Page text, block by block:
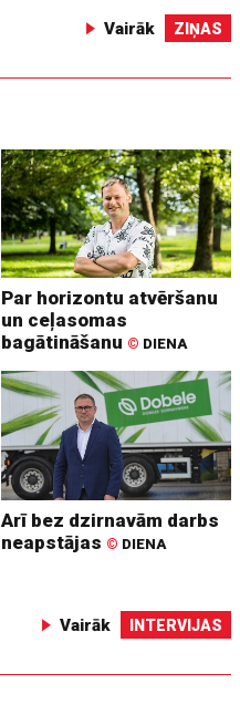
Vairāk ZIŅAS
Par horizontu atvēršanu
un ceļasomas
bagātināšanu © DIENA
Arī bez dzirnavām darbs
neapstājas © DIENA
Vairāk INTERVIJAS